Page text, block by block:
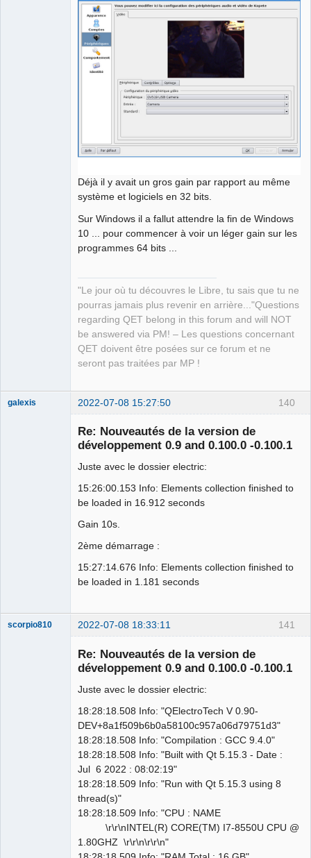
Déjà il y avait un gros gain par rapport au même
système et logiciels en 32 bits.
Sur Windows il a fallut attendre la fin de Windows
10 ... pour commencer à voir un léger gain sur les
programmes 64 bits ...
"Le jour où tu découvres le Libre, tu sais que tu ne
pourras jamais plus revenir en arrière..."Questions
regarding QET belong in this forum and will NOT
be answered via PM! – Les questions concernant
QET doivent être posées sur ce forum et ne
seront pas traitées par MP !
140
galexis 2022-07-08 15:27:50
Re: Nouveautés de la version de
développement 0.9 and 0.100.0 -0.100.1
Juste avec le dossier electric:
15:26:00.153 Info: Elements collection finished to
be loaded in 16.912 seconds
Gain 10s.
2ème démarrage :
15:27:14.676 Info: Elements collection finished to
be loaded in 1.181 seconds
141
scorpio810 2022-07-08 18:33:11
Re: Nouveautés de la version de
développement 0.9 and 0.100.0 -0.100.1
Juste avec le dossier electric:
18:28:18.508 Info: "QElectroTech V 0.90-
DEV+8a1f509b6b0a58100c957a06d79751d3"
18:28:18.508 Info: "Compilation : GCC 9.4.0"
18:28:18.508 Info: "Built with Qt 5.15.3 - Date :
Jul 6 2022 : 08:02:19"
18:28:18.509 Info: "Run with Qt 5.15.3 using 8
thread(s)"
18:28:18.509 Info: "CPU : NAME
\r\r\nINTEL(R) CORE(TM) I7-8550U CPU @
1.80GHZ \r\r\n\r\r\n"